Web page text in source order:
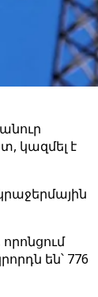
կազմել է
են՝ 776